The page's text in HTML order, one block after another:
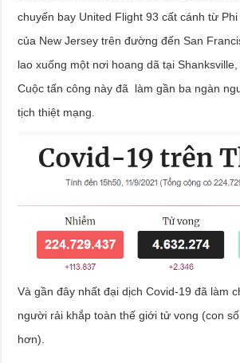
chuyến bay United Flight 93 cất cánh từ
của New Jersey trên đường đến San
lao xuống một nơi hoang dã tại Shanksville,
Cuộc tấn công này đã làm gần ba ngàn
tịch thiệt mạng.
Và gần đây nhất đại dịch Covid-19 đã làm
người rải khắp toàn thế giới tử vong (con
hơn).